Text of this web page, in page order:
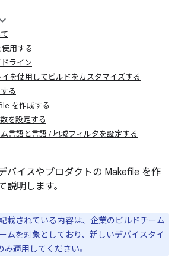
用する
ライン
イを使用してビルドをカスタマイズする
る
を作成する
を設定する
言語と言語 / 地域フィルタを設定する
バイスやプロダクトの Makefile を作
明します。
載されている内容は、企業のビルドチーム
ムを対象としており、新しいデバイスタイ
適用してください。